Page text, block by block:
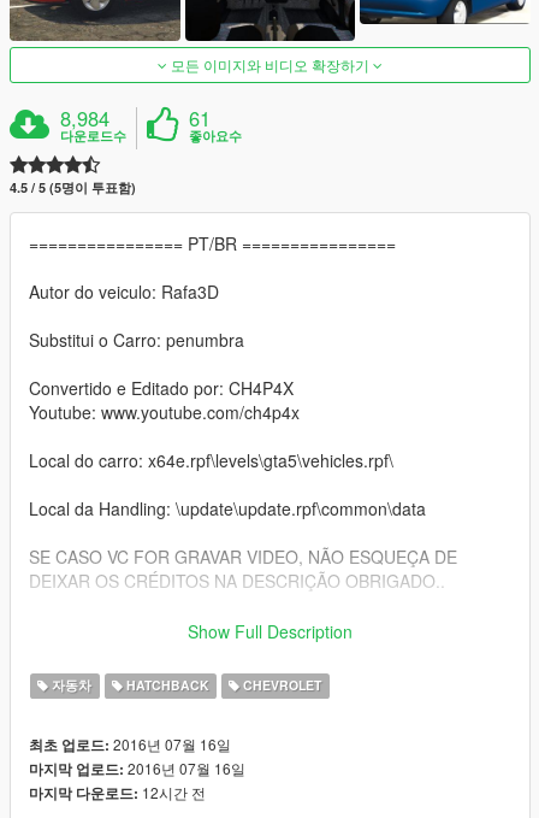
모든 이미지와 비디오 확장하기
8,984
다운로드수
61
좋아요수
4.5 / 5 (5명이 투표함)
================ PT/BR ================
Autor do veiculo: Rafa3D
Substitui o Carro: penumbra
Convertido e Editado por: CH4P4X
Youtube: www.youtube.com/ch4p4x
Local do carro: x64e.rpf\levels\gta5\vehicles.rpf\
Local da Handling: \update\update.rpf\common\data
SE CASO VC FOR GRAVAR VIDEO, NÃO ESQUEÇA DE
DEIXAR OS CRÉDITOS NA DESCRIÇÃO OBRIGADO..
================== EN ==================
Replaces the car: penumbra
Youtube: www.youtube.com/ch4p4x
Location of the car: x64e.rpf\levels\gta5\vehicles.rpf\
Show Full Description
자동차 HATCHBACK CHEVROLET
최초 업로드: 2016년 07월 16일
마지막 업로드: 2016년 07월 16일
마지막 다운로드: 12시간 전